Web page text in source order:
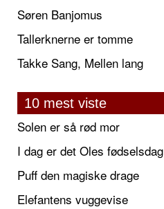
Søren Banjomus
Tallerknerne er tomme
Takke Sang, Mellen lang
10 mest viste
Solen er så rød mor
I dag er det Oles fødselsdag
Puff den magiske drage
Elefantens vuggevise